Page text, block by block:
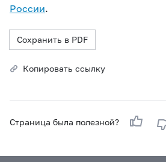
России.
Сохранить в PDF
Копировать ссылку
Страница была полезной?